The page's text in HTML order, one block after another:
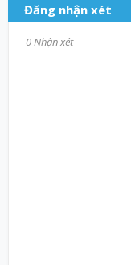
Đăng nhận xét
0 Nhận xét